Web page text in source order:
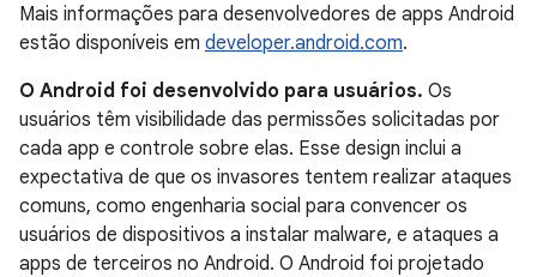
Mais informações para desenvolvedores de apps Android
estão disponíveis em developer.android.com.
O Android foi desenvolvido para usuários. Os
usuários têm visibilidade das permissões solicitadas por
cada app e controle sobre elas. Esse design inclui a
expectativa de que os invasores tentem realizar ataques
comuns, como engenharia social para convencer os
usuários de dispositivos a instalar malware, e ataques a
apps de terceiros no Android. O Android foi projetado